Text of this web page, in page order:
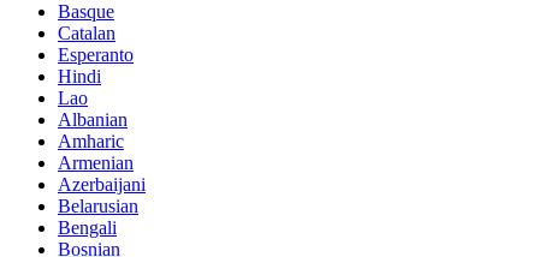
Basque
Catalan
Esperanto
Hindi
Lao
Albanian
Amharic
Armenian
Azerbaijani
Belarusian
Bengali
Bosnian